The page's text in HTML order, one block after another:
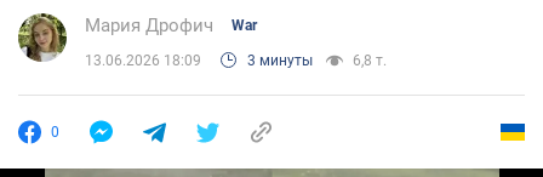
Мария Дрофич War
13.06.2026 18:09 3 минуты 6,8 т.
0